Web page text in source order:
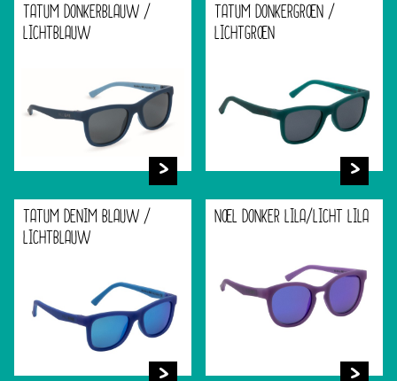
TATUM DONKERBLAUW /
LICHTBLAUW
TATUM DONKERGROEN /
LICHTGROEN
TATUM DENIM BLAUW /
LICHTBLAUW
NOEL DONKER LILA/LICHT LILA